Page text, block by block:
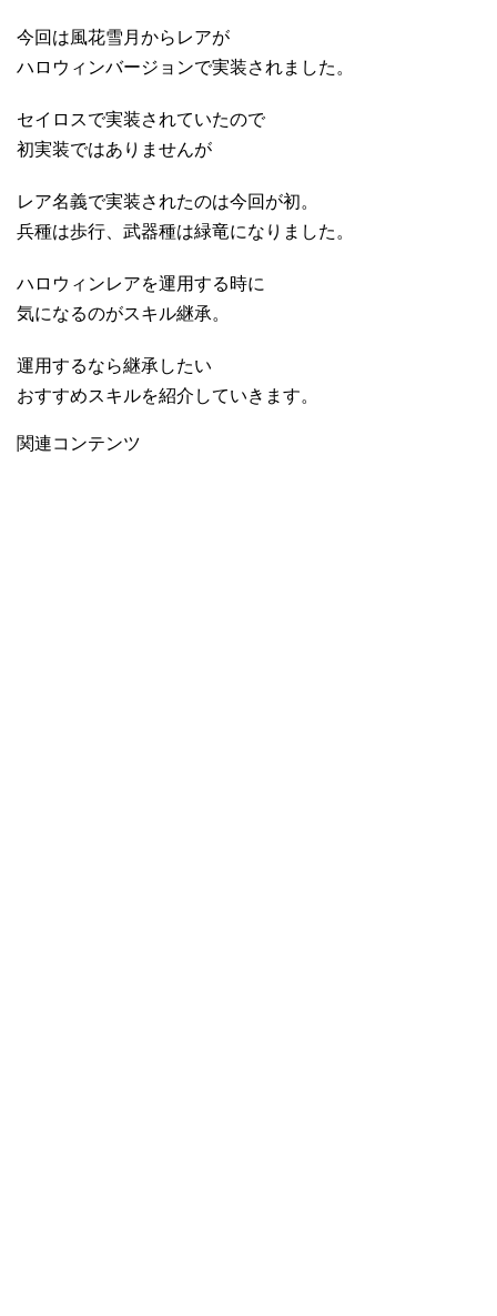
今回は風花雪月からレアが
ハロウィンバージョンで実装されました。
セイロスで実装されていたので
初実装ではありませんが
レア名義で実装されたのは今回が初。
兵種は歩行、武器種は緑竜になりました。
ハロウィンレアを運用する時に
気になるのがスキル継承。
運用するなら継承したい
おすすめスキルを紹介していきます。
関連コンテンツ